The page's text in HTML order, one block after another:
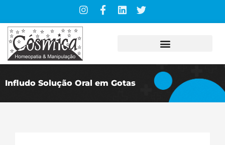
Infludo Solução Oral em Gotas